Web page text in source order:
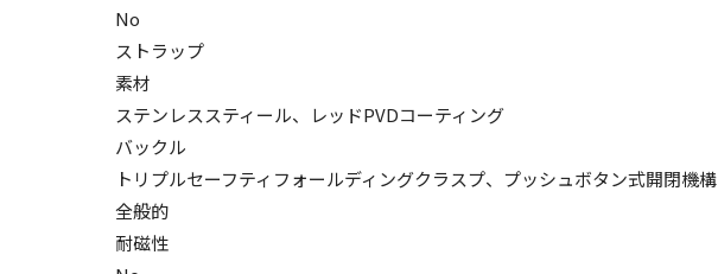
No
ストラップ
素材
ステンレススティール、レッドPVDコーティング
バックル
トリプルセーフティフォールディングクラスプ、プッシュボタン式開閉機構
全般的
耐磁性